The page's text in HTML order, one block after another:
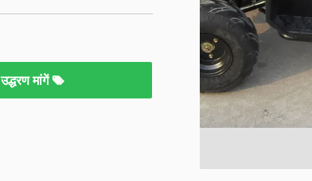
उद्धरण मांगें